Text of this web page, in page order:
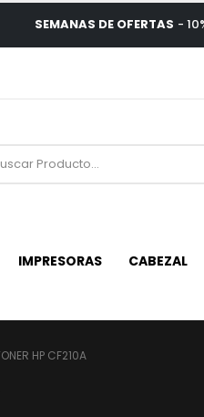
SEMANAS DE OFERTAS -
IMPRESORAS CABEZAL
HP CF210A